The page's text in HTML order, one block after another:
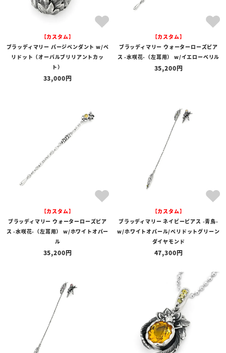
【カスタム】
ブラッディマリー パージペンダント w/ペ
リドット（オーバルブリリアントカッ
ト）
33,000
【カスタム】
ブラッディマリー ウォーターローズピア
ス -水咲花-（左耳用） w/イエローベリル
35,200
【カスタム】
ブラッディマリー ウォーターローズピア
ス -水咲花-（左耳用） w/ホワイトオパー
ル
35,200
【カスタム】
ブラッディマリー ネイビーピアス -青鳥-
w/ホワイトオパール/ペリドットグリーン
ダイヤモンド
47,300